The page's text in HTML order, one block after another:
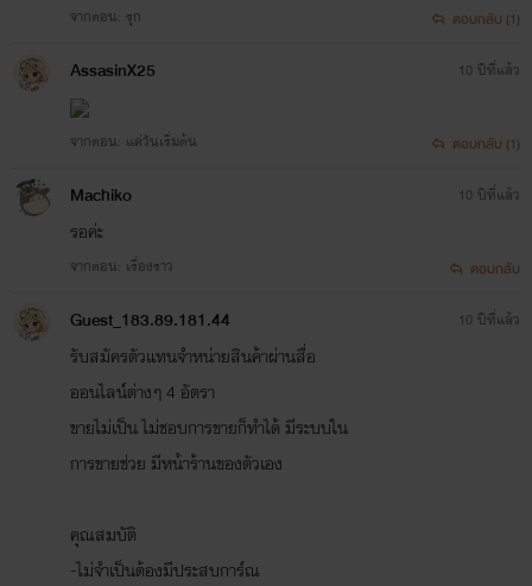
จากตอน: รุก ตอบกลับ (1)
AssasinX25
จากตอน: แค่วันเริ่มต้น
10 ปีที่แล้ว
ตอบกลับ (1)
Machiko
รอค่ะ
จากตอน: เรื่องราว
10 ปีที่แล้ว
ตอบกลับ
Guest_183.89.181.44
รับสมัครตัวแทนจำหน่ายสินค้าผ่านสื่อ
ออนไลน์ต่างๆ 4 อัตรา
ขายไม่เป็น ไม่ชอบการขายก็ทำได้ มีระบบใน
การขายช่วย มีหน้าร้านของตัวเอง
คุณสมบัติ
-ไม่จำเป็นต้องมีประสบการ์ณ
10 ปีที่แล้ว